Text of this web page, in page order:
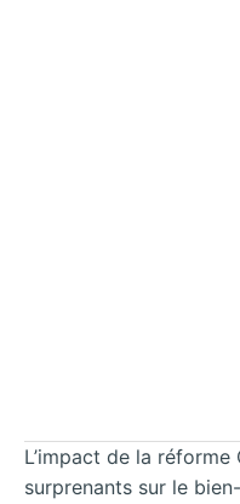
L’impact de la
surprenants sur le